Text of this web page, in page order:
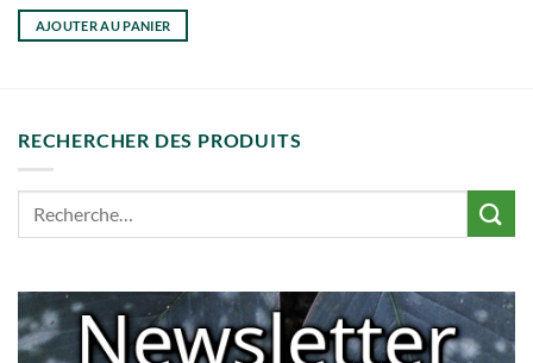
AJOUTER AU PANIER
RECHERCHER DES PRODUITS